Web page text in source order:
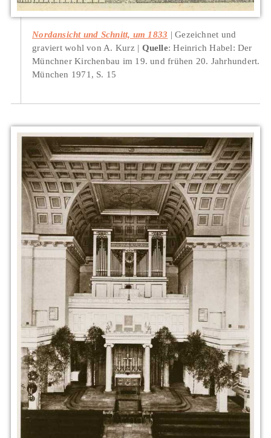
Nordansicht und Schnitt, um 1833
Gezeichnet und
graviert wohl von A. Kurz
Quelle: Heinrich Habel: Der
Münchner Kirchenbau im 19. und frühen 20. Jahrhundert.
München 1971, S. 15